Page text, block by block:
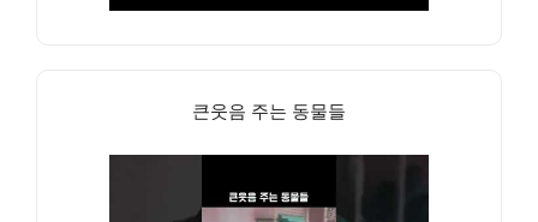
큰웃음 주는 동물들